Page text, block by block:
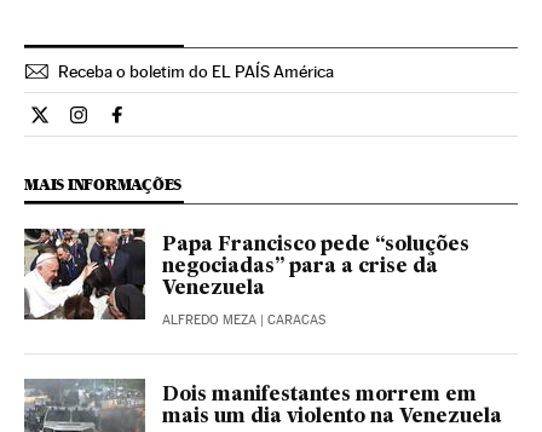
Receba o boletim do EL PAÍS América
Internacional El País Brasil en Twitter
Internacional El País Brasil en Instagram
Internacional El País Brasil en Facebook
MAIS INFORMAÇÕES
Papa Francisco pede “soluções
negociadas” para a crise da
Venezuela
ALFREDO MEZA | CARACAS
Dois manifestantes morrem em
mais um dia violento na Venezuela